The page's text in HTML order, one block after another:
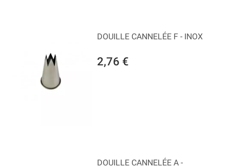
2,76 €
DOUILLE CANNELÉE F - INOX
DOUILLE CANNELÉE A -